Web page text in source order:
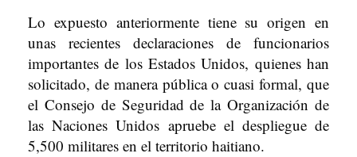
Lo expuesto anteriormente tiene su origen en
unas recientes declaraciones de funcionarios
importantes de los Estados Unidos, quienes han
solicitado, de manera pública o cuasi formal, que
el Consejo de Seguridad de la Organización de
las Naciones Unidos apruebe el despliegue de
5,500 militares en el territorio haitiano.